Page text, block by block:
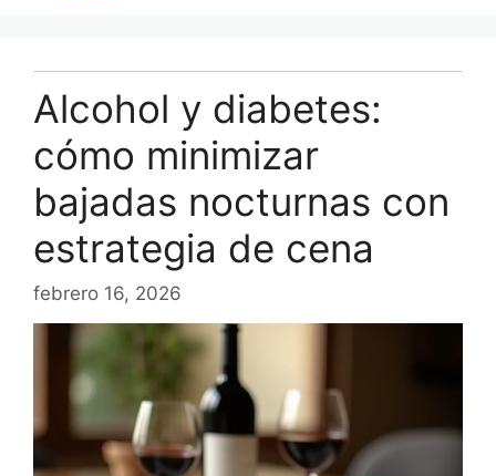
Alcohol y diabetes:
cómo minimizar
bajadas nocturnas con
estrategia de cena
febrero 16, 2026